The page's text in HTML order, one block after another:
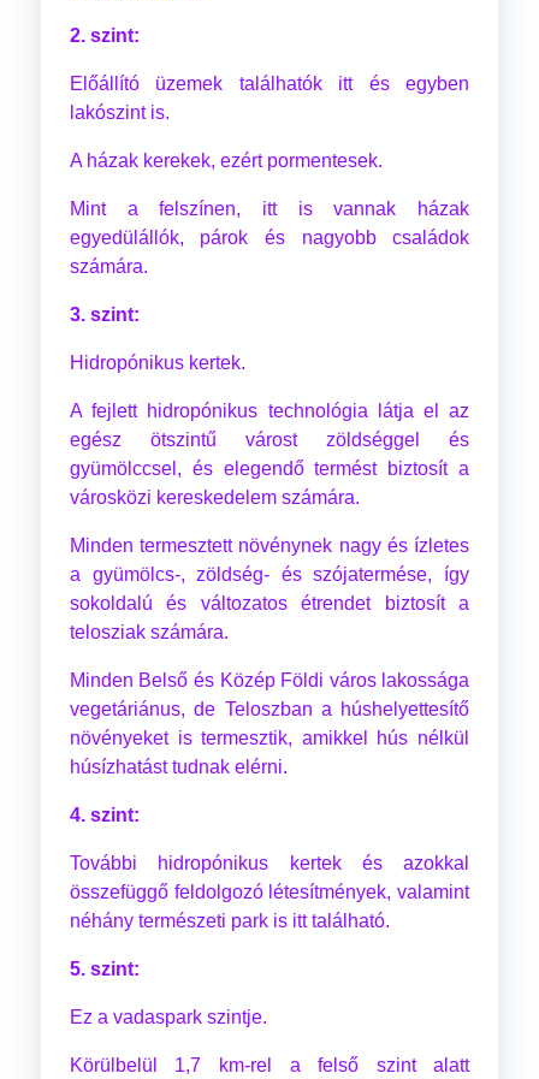
2. szint:
Előállító üzemek találhatók itt és egyben
lakószint is.
A házak kerekek, ezért pormentesek.
Mint a felszínen, itt is vannak házak
egyedülállók, párok és nagyobb családok
számára.
3. szint:
Hidropónikus kertek.
A fejlett hidropónikus technológia látja el az
egész ötszintű várost zöldséggel és
gyümölccsel, és elegendő termést biztosít a
városközi kereskedelem számára.
Minden termesztett növénynek nagy és ízletes
a gyümölcs-, zöldség- és szójatermése, így
sokoldalú és változatos étrendet biztosít a
telosziak számára.
Minden Belső és Közép Földi város lakossága
vegetáriánus, de Teloszban a húshelyettesítő
növényeket is termesztik, amikkel hús nélkül
húsízhatást tudnak elérni.
4. szint:
További hidropónikus kertek és azokkal
összefüggő feldolgozó létesítmények, valamint
néhány természeti park is itt található.
5. szint:
Ez a vadaspark szintje.
Körülbelül 1,7 km-rel a felső szint alatt